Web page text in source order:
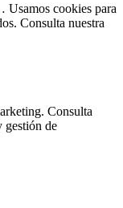
Usamos cookies para
Consulta nuestra
Consulta
gestión de